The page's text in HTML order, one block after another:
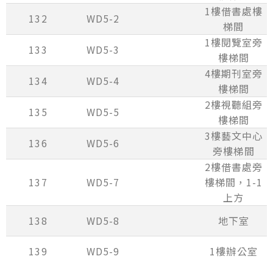
132
WD5-2
1樓借書處樓
梯間
133
WD5-3
1樓閱覽室旁
樓梯間
134
WD5-4
4樓期刊室旁
樓梯間
135
WD5-5
2樓視聽組旁
樓梯間
136
WD5-6
3樓藝文中心
旁樓梯間
137 WD5-7
2樓借書處旁
樓梯間，1-1
上方
138
WD5-8 地下室
139 WD5-9 1樓辦公室